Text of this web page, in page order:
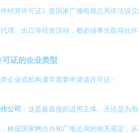
作经营许可证》是国家广播电视总局依法设
理、出口等经营活动，都必须事先取得此
证的企业类型
企业或机构通常需要申请该许可证：
公司 ：这是最直接的适用主体。无论是为
：根据国家网信办和广电总局的相关规定，